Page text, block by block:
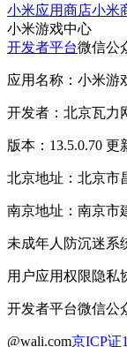
小米应用商店小米
小米游戏中心
开发者平台微信公
应用名称：小米游
开发者：北京瓦力
版本：13.5.0.70 更
北京地址：北京市
南京地址：南京市
未成年人防沉迷系
用户应用权限隐私
开发者平台微信公
@wali.com京ICP证